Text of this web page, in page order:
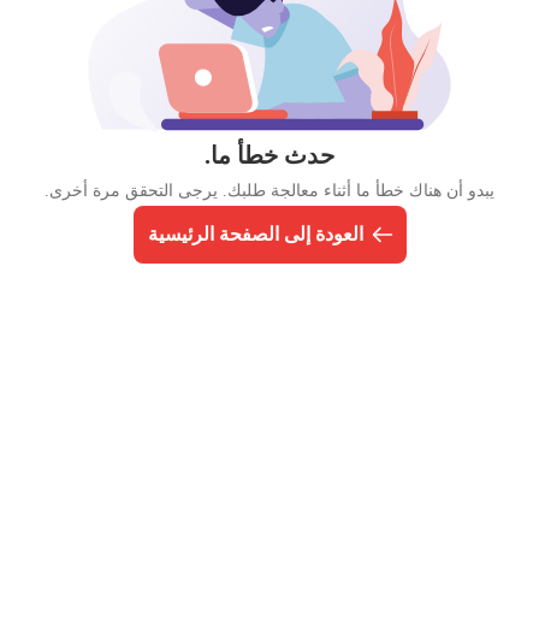
حدث خطأ ما.
يبدو أن هناك خطأ ما أثناء معالجة طلبك. يرجى التحقق مرة أخرى.
العودة إلى الصفحة الرئيسية